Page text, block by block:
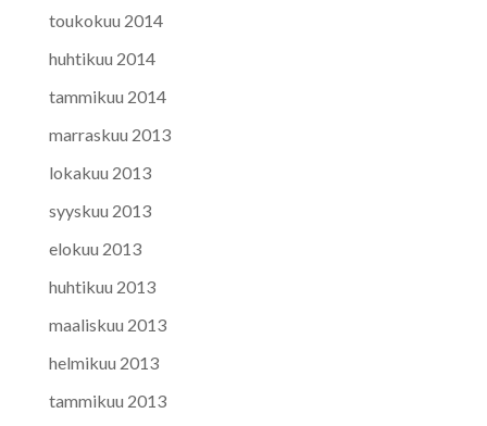
toukokuu 2014
huhtikuu 2014
tammikuu 2014
marraskuu 2013
lokakuu 2013
syyskuu 2013
elokuu 2013
huhtikuu 2013
maaliskuu 2013
helmikuu 2013
tammikuu 2013